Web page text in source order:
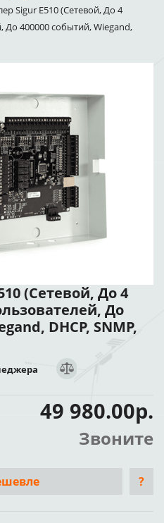
Sigur E510 (Сетевой, До 4
До 400000 событий, Wiegand,
(Сетевой, До 4
До
DHCP, SNMP,
49 980.00р.
Звоните
?